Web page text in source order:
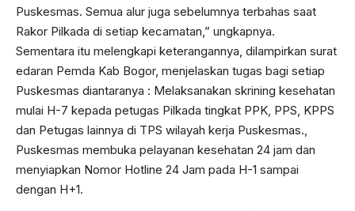
Puskesmas. Semua alur juga sebelumnya terbahas saat
Rakor Pilkada di setiap kecamatan,” ungkapnya.
Sementara itu melengkapi keterangannya, dilampirkan surat
edaran Pemda Kab Bogor, menjelaskan tugas bagi setiap
Puskesmas diantaranya : Melaksanakan skrining kesehatan
mulai H-7 kepada petugas Pilkada tingkat PPK, PPS, KPPS
dan Petugas lainnya di TPS wilayah kerja Puskesmas.,
Puskesmas membuka pelayanan kesehatan 24 jam dan
menyiapkan Nomor Hotline 24 Jam pada H-1 sampai
dengan H+1.